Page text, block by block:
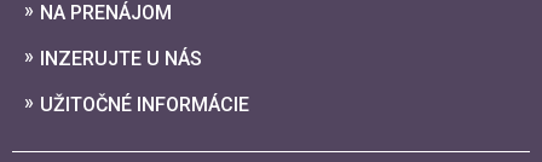
NA PRENÁJOM
INZERUJTE U NÁS
UŽITOČNÉ INFORMÁCIE